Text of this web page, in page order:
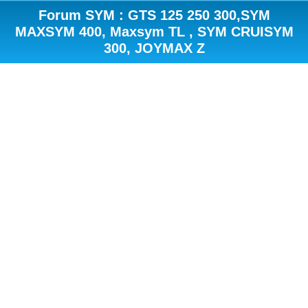
Forum SYM : GTS 125 250 300,SYM
MAXSYM 400, Maxsym TL , SYM CRUISYM
300, JOYMAX Z